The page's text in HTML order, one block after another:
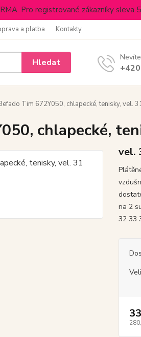
Pro registrované zákazníky sleva
a platba Kontakty
Hledat
Tim 672Y050, chlapecké, tenisky, vel.
chlapecké,
vel.
na 2
32 33